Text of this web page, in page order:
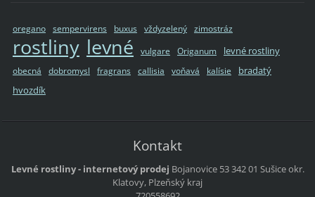
oregano sempervirens buxus vždyzelený zimostráz
rostliny levné vulgare Origanum levné rostliny
obecná dobromysl fragrans callisia voňavá kalísie
bradatý
hvozdík
Kontakt
Levné rostliny - internetový prodej Bojanovice 53342 01 Sušiceokr.
Klatovy, Plzeňský kraj